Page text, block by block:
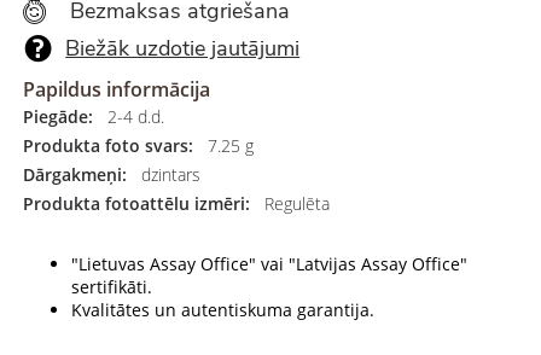
Bezmaksas atgriešana
Biežāk uzdotie jautājumi
Papildus informācija
Piegāde:
2-4 d.d.
Produkta foto svars:
7.25 g
Dārgakmeņi:
dzintars
Produkta fotoattēlu izmēri:
Regulēta
"Lietuvas Assay Office" vai "Latvijas Assay Office"
sertifikāti.
Kvalitātes un autentiskuma garantija.